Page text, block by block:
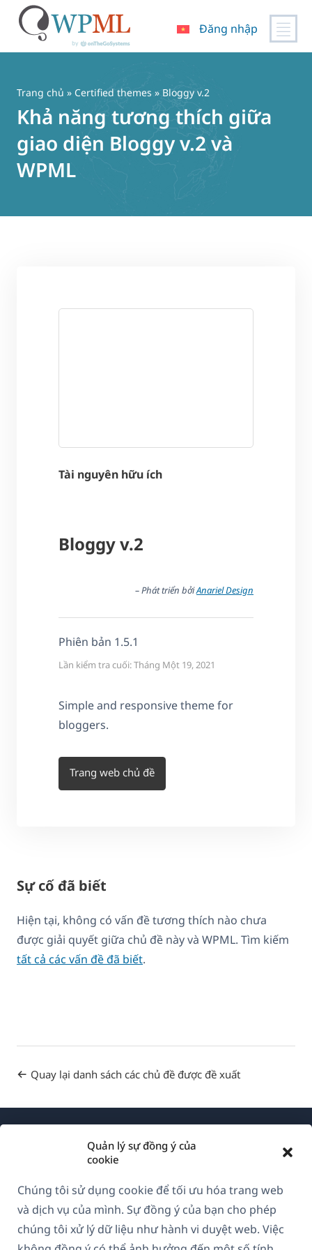
Quản lý sự đồng ý của
cookie
Chúng tôi sử dụng cookie để tối ưu hóa trang web
và dịch vụ của mình. Sự đồng ý của bạn cho phép
chúng tôi xử lý dữ liệu như hành vi duyệt web. Việc
Đăng nhập
Trang chủ » Certified themes » Bloggy v.2
Khả năng tương thích giữa
giao diện Bloggy v.2 và
WPML
Tài nguyên hữu ích
Bloggy v.2
– Phát triển bởiAnariel Design
Phiên bản 1.5.1
Lần kiểm tra cuối: Tháng Một 19, 2021
Simple and responsive theme for
bloggers.
Trang web chủ đề
Sự cố đã biết
Hiện tại, không có vấn đề tương thích nào chưa
được giải quyết giữa chủ đề này và WPML. Tìm kiếm
tất cả các vấn đề đã biết.
Quay lại danh sách các chủ đề được đề xuất
GDPR & Chính sách Bảo mật